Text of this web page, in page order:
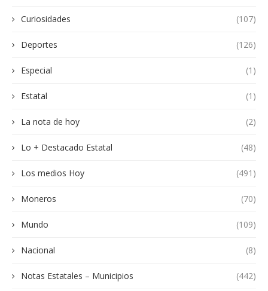
Curiosidades (107)
Deportes (126)
Especial (1)
Estatal (1)
La nota de hoy (2)
Lo + Destacado Estatal (48)
Los medios Hoy (491)
Moneros (70)
Mundo (109)
Nacional (8)
Notas Estatales – Municipios (442)